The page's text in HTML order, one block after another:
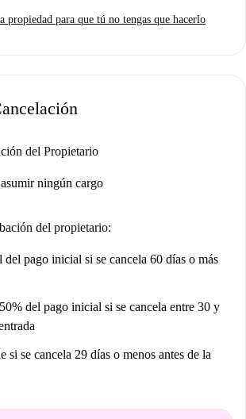
propiedad para que tú no tengas que hacerlo
del Propietario
ningún cargo
del propietario:
del pago inicial si se cancela 60 días o más
del pago inicial si se cancela entre 30 y
si se cancela 29 días o menos antes de la